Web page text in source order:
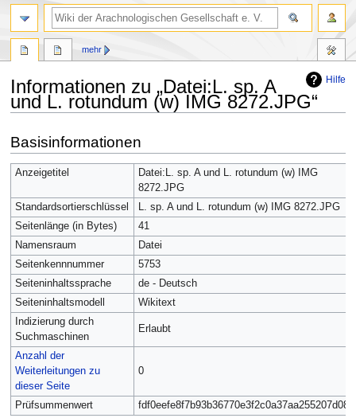
Hilfe
Informationen zu „Datei:L. sp. A
und L. rotundum (w) IMG 8272.JPG“
Navigation
springen
Suche
springen
Basisinformationen
Anzeigetitel
Datei:L. sp. A und L. rotundum (w) IMG
8272.JPG
Standardsortierschlüssel
L. sp. A und L. rotundum (w) IMG 8272.JPG
Seitenlänge (in Bytes)
41
Namensraum
Datei
Seitenkennnummer
5753
Seiteninhaltssprache
de - Deutsch
Seiteninhaltsmodell
Wikitext
Indizierung durch
Suchmaschinen
Erlaubt
Anzahl der
Weiterleitungen zu
dieser Seite
0
Prüfsummenwert fdf0eefe8f7b93b36770e3f2c0a37aa255207d08
mehr